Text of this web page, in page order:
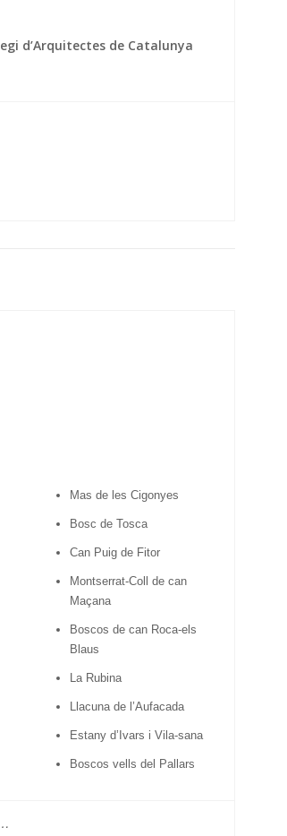
d’Arquitectes de Catalunya
Mas de les Cigonyes
Bosc de Tosca
Can Puig de Fitor
Montserrat-Coll de can
Maçana
Boscos de can Roca-els
Blaus
La Rubina
Llacuna de l’Aufacada
Estany d’Ivars i Vila-sana
Boscos vells del Pallars